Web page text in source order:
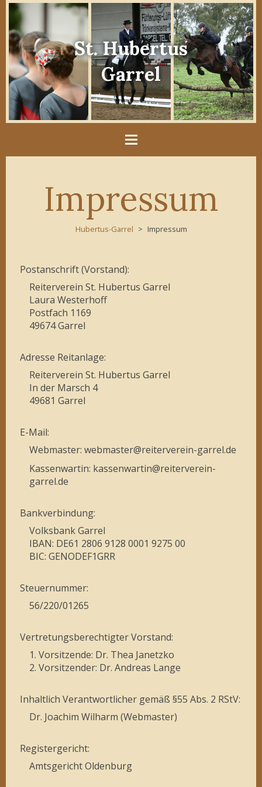
St. Hubertus
Garrel
Impressum
Hubertus-Garrel Impressum
Postanschrift (Vorstand):
Reiterverein St. Hubertus Garrel
Laura Westerhoff
Postfach 1169
49674 Garrel
Adresse Reitanlage:
Reiterverein St. Hubertus Garrel
In der Marsch 4
49681 Garrel
E-Mail:
Webmaster: webmaster@reiterverein-garrel.de
Kassenwartin: kassenwartin@reiterverein-
garrel.de
Bankverbindung:
Volksbank Garrel
IBAN: DE61 2806 9128 0001 9275 00
BIC: GENODEF1GRR
Steuernummer:
56/220/01265
Vertretungsberechtigter Vorstand:
1. Vorsitzende: Dr. Thea Janetzko
2. Vorsitzender: Dr. Andreas Lange
Inhaltlich Verantwortlicher gemäß §55 Abs. 2 RStV:
Dr. Joachim Wilharm (Webmaster)
Registergericht:
Amtsgericht Oldenburg